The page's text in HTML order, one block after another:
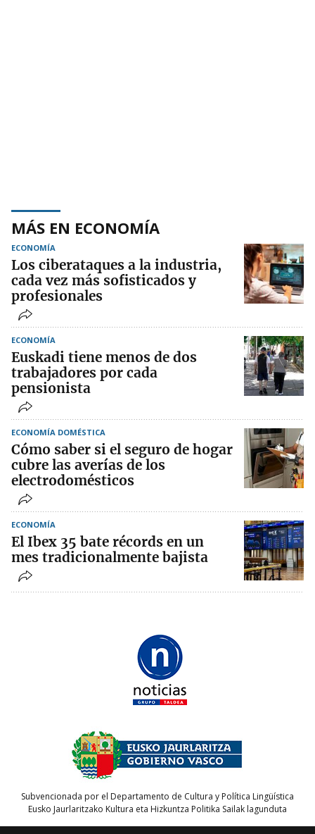
MÁS EN ECONOMÍA
ECONOMÍA
Los ciberataques a la industria,
cada vez más sofisticados y
profesionales
ECONOMÍA
Euskadi tiene menos de dos
trabajadores por cada
pensionista
ECONOMÍA DOMÉSTICA
Cómo saber si el seguro de hogar
cubre las averías de los
electrodomésticos
ECONOMÍA
El Ibex 35 bate récords en un
mes tradicionalmente bajista
Subvencionada por el Departamento de Cultura y Política Lingüística
Eusko Jaurlaritzako Kultura eta Hizkuntza Politika Sailak lagunduta